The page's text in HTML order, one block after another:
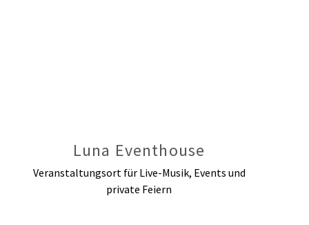
Luna Eventhouse
Veranstaltungsort für Live-Musik, Events und
private Feiern